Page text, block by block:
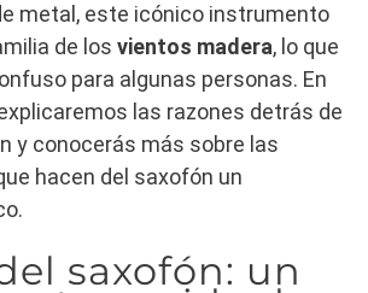
metal, este icónico instrumento
de los vientos madera, lo que
para algunas personas. En
las razones detrás de
y conocerás más sobre las
hacen del saxofón un
saxofón: un